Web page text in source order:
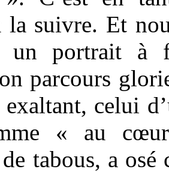
la suivre. Et
un portrait à
parcours
celui
« au
tabous, a osé